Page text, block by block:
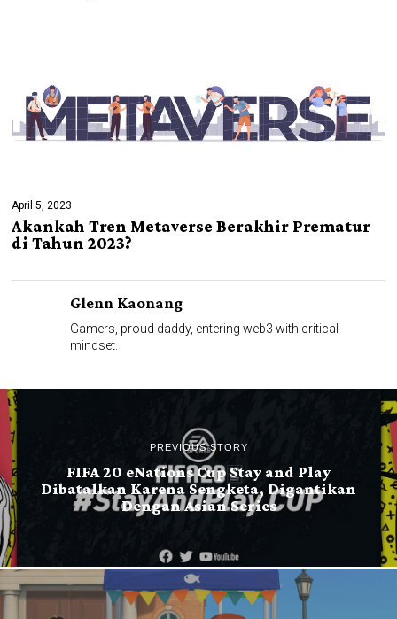
April 5, 2023
Akankah Tren Metaverse Berakhir Prematur
di Tahun 2023?
Glenn Kaonang
Gamers, proud daddy, entering web3 with critical
mindset.
PREVIOUS STORY
FIFA 20 eNations Cup Stay and Play
Dibatalkan Karena Sengketa, Digantikan
Dengan Asian Series